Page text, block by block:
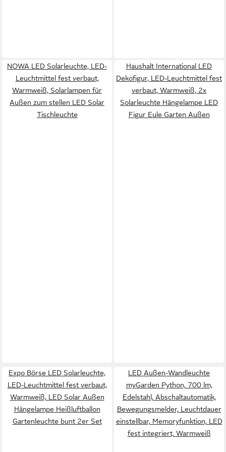
NOWA LED Solarleuchte, LED-
Leuchtmittel fest verbaut,
Warmweiß, Solarlampen für
Außen zum stellen LED Solar
Tischleuchte
Haushalt International LED
Dekofigur, LED-Leuchtmittel fest
verbaut, Warmweiß, 2x
Solarleuchte Hängelampe LED
Figur Eule Garten Außen
Expo Börse LED Solarleuchte,
LED-Leuchtmittel fest verbaut,
Warmweiß, LED Solar Außen
Hängelampe Heißluftballon
Gartenleuchte bunt 2er Set
LED Außen-Wandleuchte
myGarden Python, 700 lm,
Edelstahl, Abschaltautomatik,
Bewegungsmelder, Leuchtdauer
einstellbar, Memoryfunktion, LED
fest integriert, Warmweiß